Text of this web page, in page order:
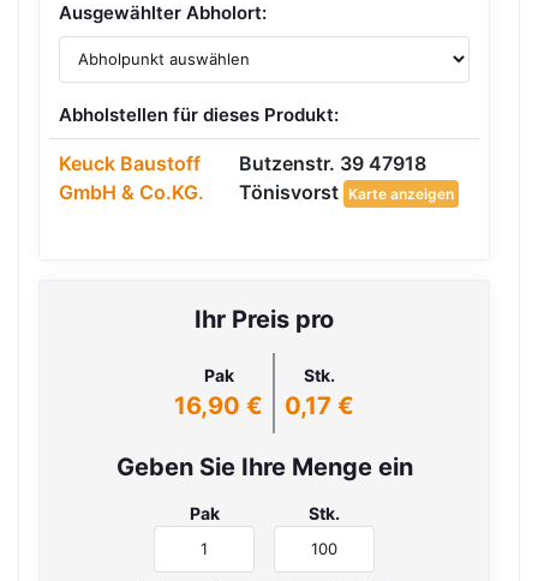
Ausgewählter Abholort:
Abholstellen für dieses Produkt:
Keuck Baustoff
GmbH & Co.KG.
Butzenstr. 39 47918
Tönisvorst Karte anzeigen
Ihr Preis pro
Pak
16,90 €
Stk.
0,17 €
Geben Sie Ihre Menge ein
Pak Stk.